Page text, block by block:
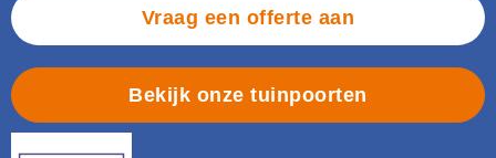
Vraag een offerte aan
Bekijk onze tuinpoorten